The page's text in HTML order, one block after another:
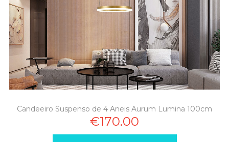
Candeeiro Suspenso de 4 Aneis Aurum Lumina 100cm
€170.00